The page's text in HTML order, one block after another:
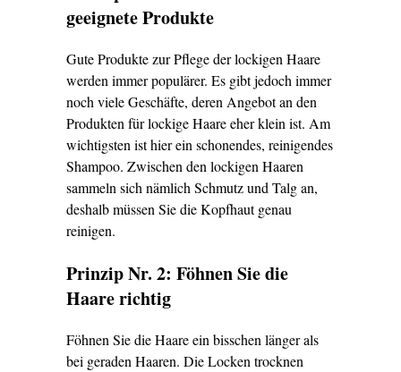
geeignete Produkte
Gute Produkte zur Pflege der lockigen Haare
werden immer populärer. Es gibt jedoch immer
noch viele Geschäfte, deren Angebot an den
Produkten für lockige Haare eher klein ist. Am
wichtigsten ist hier ein schonendes, reinigendes
Shampoo. Zwischen den lockigen Haaren
sammeln sich nämlich Schmutz und Talg an,
deshalb müssen Sie die Kopfhaut genau
reinigen.
Prinzip Nr. 2: Föhnen Sie die
Haare richtig
Föhnen Sie die Haare ein bisschen länger als
bei geraden Haaren. Die Locken trocknen